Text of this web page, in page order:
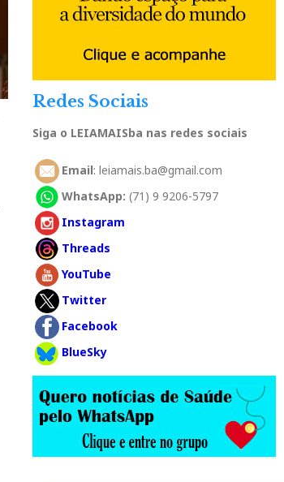
Redes Sociais
Siga o LEIAMAISba nas redes sociais
Email: leiamais.ba@gmail.com
WhatsApp: (71) 9 9206-5797
Instagram
Threads
YouTube
Twitter
Facebook
BlueSky